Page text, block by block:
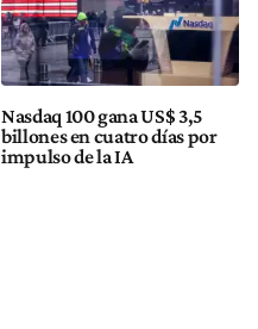
Nasdaq 100 gana US$ 3,5
billones en cuatro días por
impulso de la IA